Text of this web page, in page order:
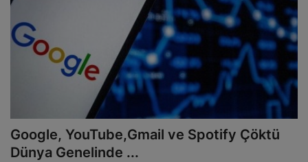
Google, YouTube,Gmail ve Spotify Çöktü
Dünya Genelinde ...